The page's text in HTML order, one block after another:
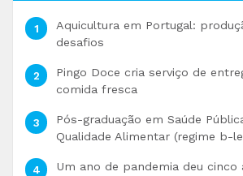
Aquicultura em Portugal:
desafios
Pingo Doce cria serviço de
comida fresca
Pós-graduação em Saúde
Qualidade Alimentar (regime b-
Um ano de pandemia deu cinco